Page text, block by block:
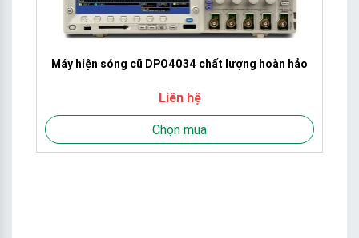
Máy hiện sóng cũ DPO4034 chất lượng hoàn hảo
Liên hệ
Chọn mua